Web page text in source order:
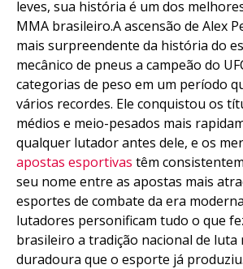
leves, sua história é um dos
MMA brasileiro.A ascensão de Alex
mais surpreendente da história do
mecânico de pneus a campeão do
categorias de peso em um período
vários recordes. Ele conquistou os
médios e meio-pesados mais
qualquer lutador antes dele, e os
apostas esportivas têm
seu nome entre as apostas mais
esportes de combate da era
lutadores personificam tudo o que
brasileiro a tradição nacional de luta
duradoura que o esporte já produziu.
Email